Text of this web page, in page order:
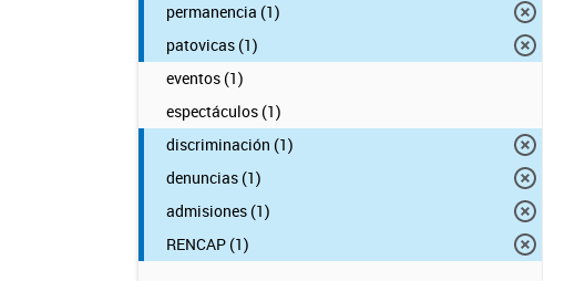
permanencia (1)
patovicas (1)
eventos (1)
espectáculos (1)
discriminación (1)
denuncias (1)
admisiones (1)
RENCAP (1)